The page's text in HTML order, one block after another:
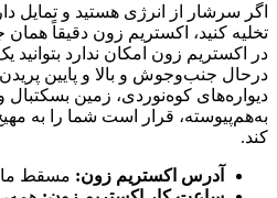
اگر سرشار از انرژی هستید و تمایل
تخلیه کنید، اکستریم زون دقیقاً
در اکستریم زون امکان ندارد
درحال جنب‌وجوش و بالا و پایین
به‌هم‌پیوسته، قرار است شما را به
کند.
آدرس اکستریم زون: مسقط